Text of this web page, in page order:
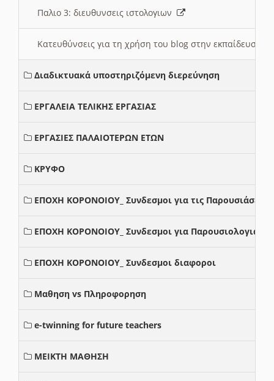
Παλιο 3: διευθυνσεις ιστολογιων
Κατευθύνσεις για τη χρήση του blog στην εκπαίδευση
Διαδικτυακά υποστηριζόμενη διερεύνηση
ΕΡΓΑΛΕΙΑ ΤΕΛΙΚΗΣ ΕΡΓΑΣΙΑΣ
ΕΡΓΑΣΙΕΣ ΠΑΛΑΙΟΤΕΡΩΝ ΕΤΩΝ
ΚΡΥΦΟ
ΕΠΟΧΗ ΚΟΡΟΝΟΙΟΥ_ Συνδεσμοι για τις Παρουσιάσεις
ΕΠΟΧΗ ΚΟΡΟΝΟΙΟΥ_ Συνδεσμοι για Παρουσιολογια
ΕΠΟΧΗ ΚΟΡΟΝΟΙΟΥ_ Συνδεσμοι διαφοροι
Μαθηση vs Πληροφορηση
e-twinning for future teachers
ΜΕΙΚΤΗ ΜΑΘΗΣΗ